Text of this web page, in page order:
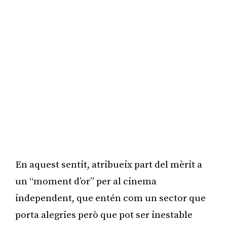
En aquest sentit, atribueix part del mèrit a
un “moment d’or” per al cinema
independent, que entén com un sector que
porta alegries però que pot ser inestable